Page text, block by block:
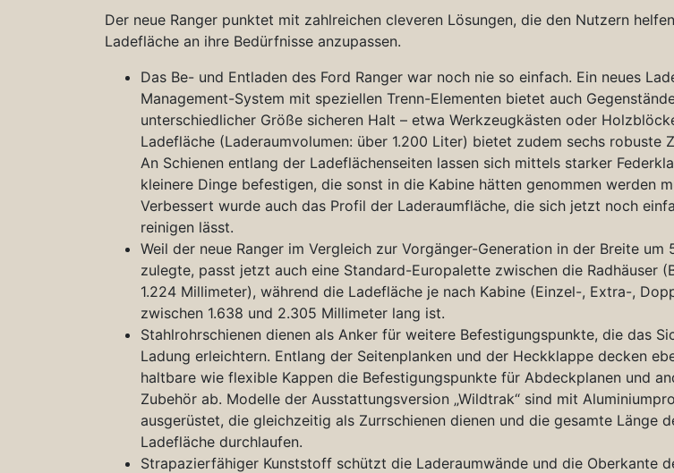
Der neue Ranger punktet mit zahlreichen cleveren Lösungen, die den Nutzern
Ladefläche an ihre Bedürfnisse anzupassen.
Das Be- und Entladen des Ford Ranger war noch nie so einfach. Ein neues
Management-System mit speziellen Trenn-Elementen bietet auch
unterschiedlicher Größe sicheren Halt – etwa Werkzeugkästen oder
Ladefläche (Laderaumvolumen: über 1.200 Liter) bietet zudem sechs robuste
An Schienen entlang der Ladeflächenseiten lassen sich mittels starker
kleinere Dinge befestigen, die sonst in die Kabine hätten genommen werden
Verbessert wurde auch das Profil der Laderaumfläche, die sich jetzt noch
reinigen lässt.
Weil der neue Ranger im Vergleich zur Vorgänger-Generation in der Breite um
zulegte, passt jetzt auch eine Standard-Europalette zwischen die Radhäuser
1.224 Millimeter), während die Ladefläche je nach Kabine (Einzel-, Extra-,
zwischen 1.638 und 2.305 Millimeter lang ist.
Stahlrohrschienen dienen als Anker für weitere Befestigungspunkte, die das
Ladung erleichtern. Entlang der Seitenplanken und der Heckklappe decken
haltbare wie flexible Kappen die Befestigungspunkte für Abdeckplanen und
Zubehör ab. Modelle der Ausstattungsversion „Wildtrak“ sind mit
ausgerüstet, die gleichzeitig als Zurrschienen dienen und die gesamte Länge
Ladefläche durchlaufen.
Strapazierfähiger Kunststoff schützt die Laderaumwände und die Oberkante